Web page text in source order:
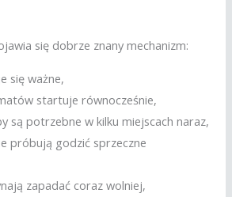
się dobrze znany mechanizm:
się ważne,
startuje równocześnie,
są potrzebne w kilku miejscach naraz,
próbują godzić sprzeczne
zapadać coraz wolniej,